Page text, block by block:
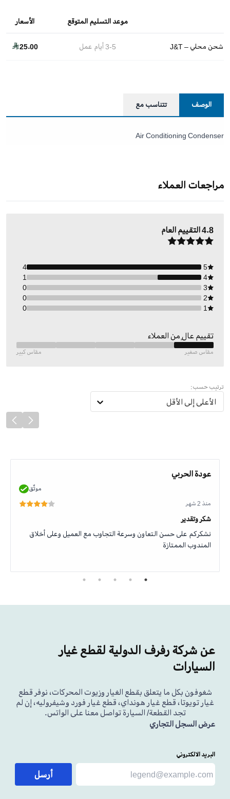
موعد التسليم المتوقع الأسعار
شحن محلي – J&T 3-5أيام عمل 25.00
الوصف تتناسب مع
Air Conditioning Condenser
مراجعات العملاء
4.8التقييم العام
5
4
4
1
3
0
2
0
1
0
تقييم عالٍ من العملاء
مقاس صغير مقاس كبير
ترتيب حسب:
الأعلى إلى الأقل
عودة الحربي
موثّق
منذ 2 شهر
شكر وتقدير
نشكركم على حسن التعاون وسرعة التجاوب مع العميل وعلى أخلاق
المندوب الممتازة
عن شركة رفرف الدولية لقطع غيار
السيارات
شغوفون بكل ما يتعلق بقطع الغيار وزيوت المحركات، نوفر قطع
غيار تويوتا، قطع غيار هونداي، قطع غيار فورد وشيفروليه، إن لم
تجد القطعة/ السيارة تواصل معنا على الواتس.
عرض السجل التجاري
البريد الالكتروني
أرسل